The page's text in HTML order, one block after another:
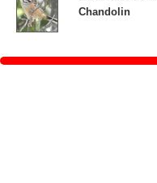
Chandolin